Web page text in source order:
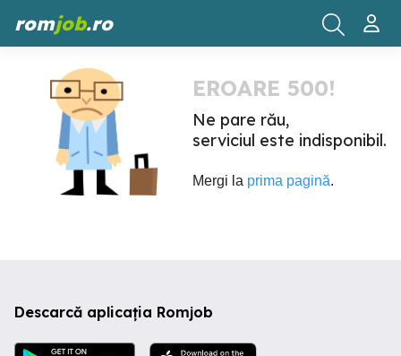
romjob.ro
EROARE 500!
Ne pare rău,
serviciul este indisponibil.
Mergi la prima pagină.
Descarcă aplicația Romjob